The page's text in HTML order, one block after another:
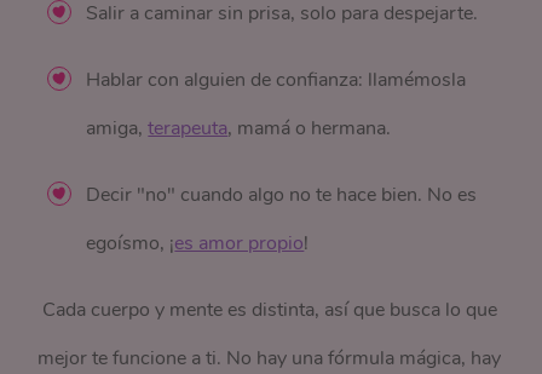
Salir a caminar sin prisa, solo para despejarte.
Hablar con alguien de confianza: llamémosla
amiga,terapeuta, mamá o hermana.
Decir "no" cuando algo no te hace bien. No es
egoísmo, ¡es amor propio!
Cada cuerpo y mente es distinta, así que busca lo que
mejor te funcione a ti. No hay una fórmula mágica, hay